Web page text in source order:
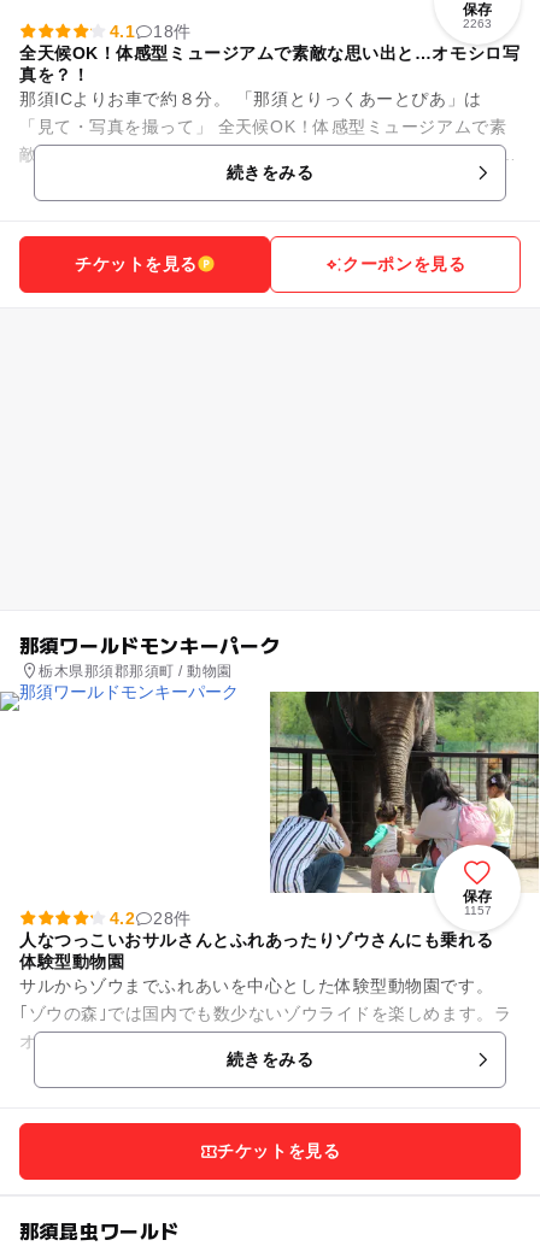
保存
2263
4.1
18件
全天候OK！体感型ミュージアムで素敵な思い出と…オモシロ写
真を？！
那須ICよりお車で約８分。 「那須とりっくあーとぴあ」は
「見て・写真を撮って」 全天候OK！体感型ミュージアムで素
敵な思い出と…オモシロ写真を？！ 家族みんなで楽しめる、不
続きをみる
チケットを見る クーポンを見る
那須ワールドモンキーパーク
栃木県那須郡那須町 / 動物園
保存
1157
4.2
28件
人なつっこいおサルさんとふれあったりゾウさんにも乗れる
体験型動物園
サルからゾウまでふれあいを中心とした体験型動物園です。
｢ゾウの森｣では国内でも数少ないゾウライドを楽しめます。ラ
オスからやってきた2頭のアジアゾウには乗るだけでなく触わ
ったりエサをあげること...続きをみる
チケットを見る
那須昆虫ワールド